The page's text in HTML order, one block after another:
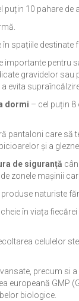
puțin 10 pahare
în spațiile destinate
importante pentru
gravidelor sau
evita
dormi – cel puțin 8
pantaloni care să
și a
de siguranță
zonele mașinii
naturiste
în viața
celulelor
precum si
europeană GMP
biologice.